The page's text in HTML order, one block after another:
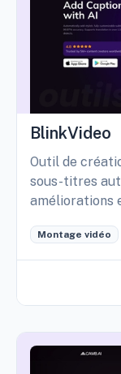
BlinkVideo
Outil de
sous-titres
améliorations
Montage vidéo